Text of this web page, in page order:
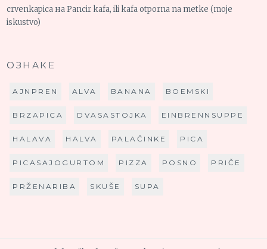
crvenkapica наPancir kafa, ili kafa otporna na metke (moje
iskustvo)
ОЗНАКЕ
AJNPREN ALVA BANANA BOEMSKI
BRZAPICA DVASASTOJKA EINBRENNSUPPE
HALAVA HALVA PALAČINKE PICA
PICASAJOGURTOM PIZZA POSNO PRIČE
PRŽENARIBA SKUŠE SUPA